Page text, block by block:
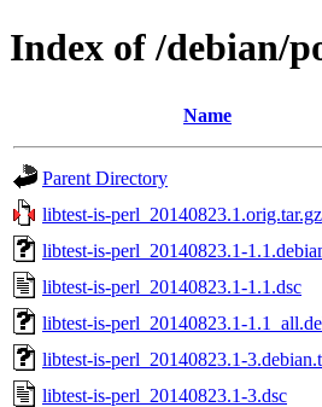
Index of /debian/
Name
Parent Directory
libtest-is-perl_20140823.1.orig.tar.gz
libtest-is-perl_20140823.1-
libtest-is-perl_20140823.1-1.1.dsc
libtest-is-perl_20140823.1-
libtest-is-perl_20140823.1-
libtest-is-perl_20140823.1-3.dsc